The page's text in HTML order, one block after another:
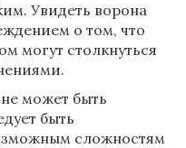
Увидеть ворона
о том, что
могут столкнуться
может быть
быть
сложностям